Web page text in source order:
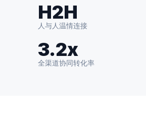
H2H
人与人温情连接
3.2x
全渠道协同转化率